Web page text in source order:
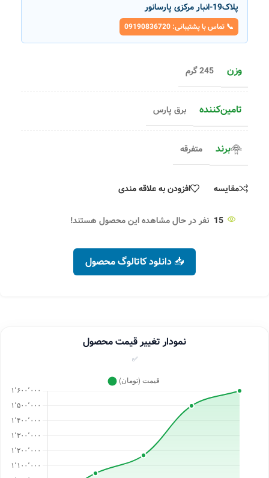
پلاک19-انبار مرکزی پارسانور
📞 تماس با پشتیبانی: 09190836720
وزن 245 گرم
تامین‌کننده برق پارس
برند متفرقه
مقایسه افزودن به علاقه مندی
15 نفر در حال مشاهده این محصول هستند!
📥 دانلود کاتالوگ محصول
نمودار تغییر قیمت محصول
✅